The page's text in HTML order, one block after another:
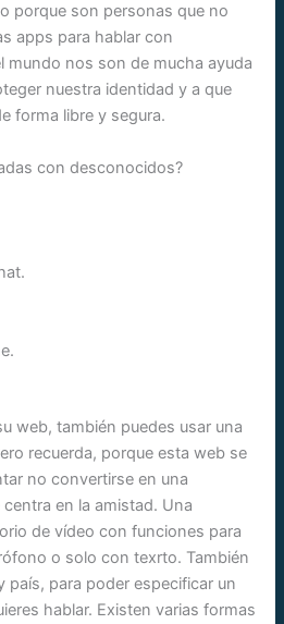
porque son personas que no
apps para hablar con
nos son de mucha ayuda
nuestra identidad y a que
forma libre y segura.
con desconocidos?
web, también puedes usar una
recuerda, porque esta web se
no convertirse en una
en la amistad. Una
de vídeo con funciones para
o solo con texrto. También
país, para poder especificar un
hablar. Existen varias formas